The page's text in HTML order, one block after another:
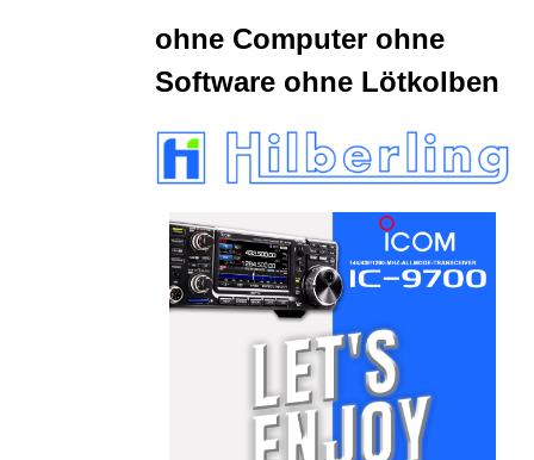
ohne Computer ohne
Software ohne Lötkolben